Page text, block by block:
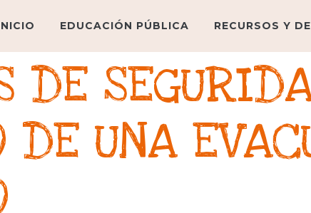
EDUCACIÓN PÚBLICA RECURSOS Y
DE
DE UNA